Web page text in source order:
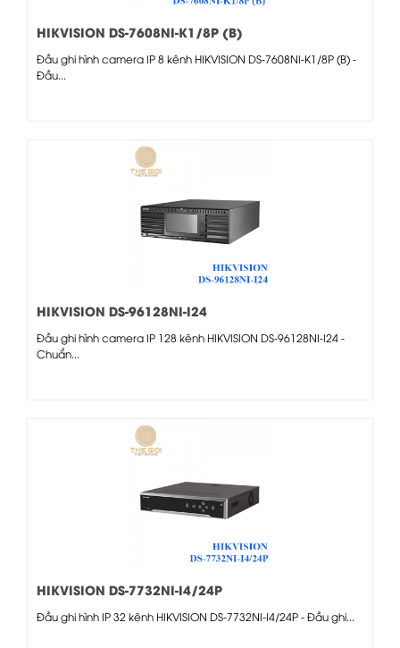
HIKVISION DS-7608NI-K1/8P (B)
Đầu ghi hình camera IP 8 kênh HIKVISION DS-7608NI-K1/8P (B) -
Đầu...
HIKVISION DS-96128NI-I24
Đầu ghi hình camera IP 128 kênh HIKVISION DS-96128NI-I24 -
Chuẩn...
HIKVISION DS-7732NI-I4/24P
Đầu ghi hình IP 32 kênh HIKVISION DS-7732NI-I4/24P - Đầu ghi...